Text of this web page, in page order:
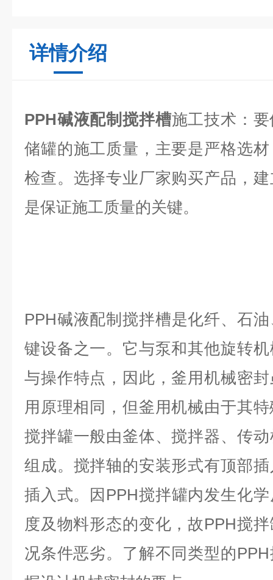
详情介绍
PPH碱液配制搅拌槽施工技术：
储罐的施工质量，主要是严格选
检查。选择专业厂家购买产品，
是保证施工质量的关键。
PPH碱液配制搅拌槽是化纤、石
键设备之一。它与泵和其他旋转
与操作特点，因此，釜用机械密
用原理相同，但釜用机械由于其
搅拌罐一般由釜体、搅拌器、传
组成。搅拌轴的安装形式有顶部
插入式。因PPH搅拌罐内发生化
度及物料形态的变化，故PPH搅
况条件恶劣。了解不同类型的